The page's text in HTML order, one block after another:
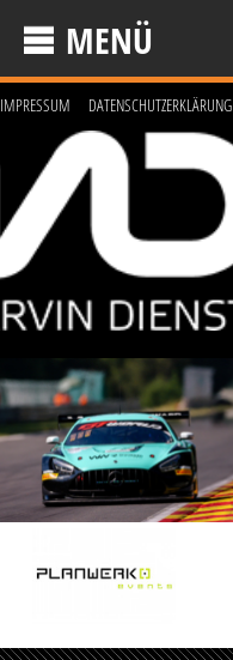
MENÜ
IMPRESSUM DATENSCHUTZERKLÄRUNG